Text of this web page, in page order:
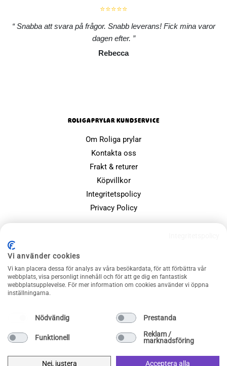
⭐⭐⭐⭐⭐
Snabba att svara på frågor. Snabb leverans! Fick mina varor
dagen efter.
Rebecca
ROLIGAPRYLAR KUNDSERVICE
Om Roliga prylar
Kontakta oss
Frakt & returer
Köpvillkor
Integritetspolicy
Privacy Policy
Julklappsspelet
Merchandise
Vi använder cookies
Vi kan placera dessa för analys av våra besökardata, för att förbättra vår
webbplats, visa personligt innehåll och för att ge dig en fantastisk
webbplatsupplevelse. För mer information om cookies använder vi öppna
inställningarna.
Nödvändig Prestanda
Funktionell
Reklam /
marknadsföring
Nej, justera Acceptera alla